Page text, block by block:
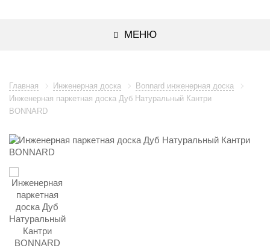
МЕНЮ
Главная Инженерная доска
Bonnard инженерная доска
Инженерная паркетная доска Дуб Натуральный Кантри
BONNARD